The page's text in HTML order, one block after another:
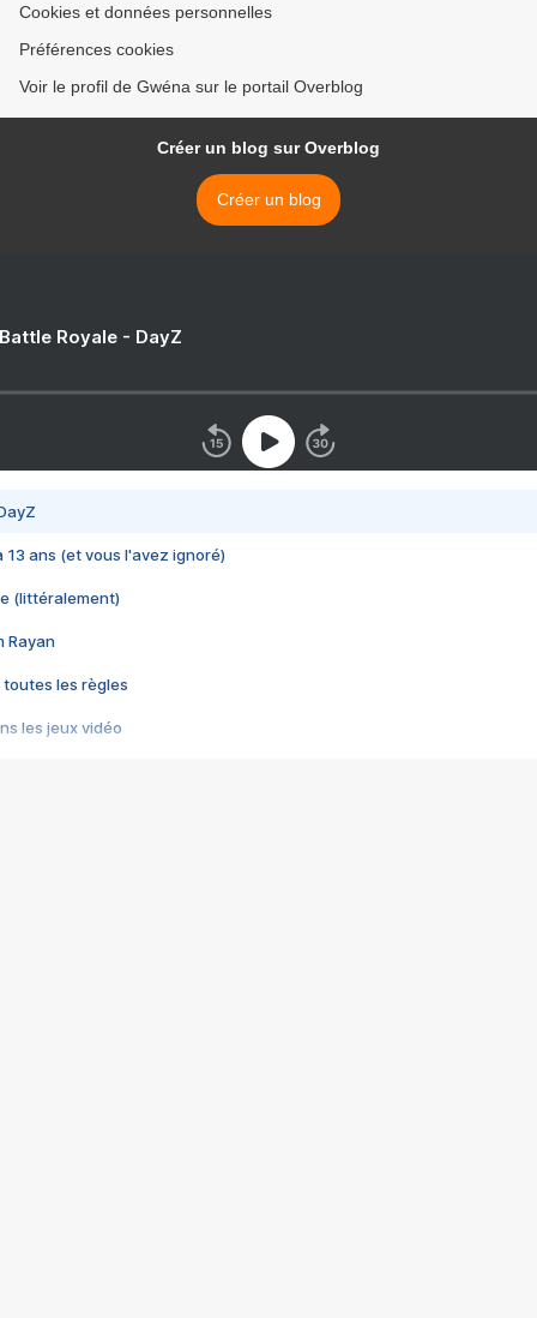
Cookies et données personnelles
Préférences cookies
Voir le profil de Gwéna sur le portail Overblog
Créer un blog sur Overblog
Créer un blog
Royale - DayZ
13 ans (et vous l'avez ignoré)
(littéralement)
Rayan
toutes les règles
les jeux vidéo